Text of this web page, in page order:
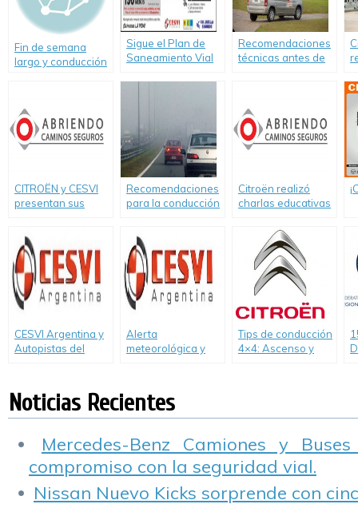
Fin de semana
largo y conducción
Sigue el Plan de
Saneamiento Vial
Recomendaciones
técnicas antes de
CITROËN y CESVI
presentan sus
Recomendaciones
para la conducción
Citroën realizó
charlas educativas
CESVI Argentina y
Autopistas del
Seguridad Vial.
Alerta
meteorológica y
Tips de conducción
4×4: Ascenso y
Noticias Recientes
Mercedes-Benz Camiones y
compromiso con la seguridad vial.
Nissan Nuevo Kicks sorprende con